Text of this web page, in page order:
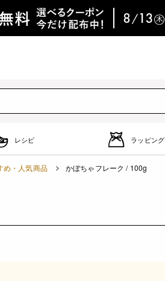
レシピ ラッピング
め・人気商品 かぼちゃフレーク / 100g